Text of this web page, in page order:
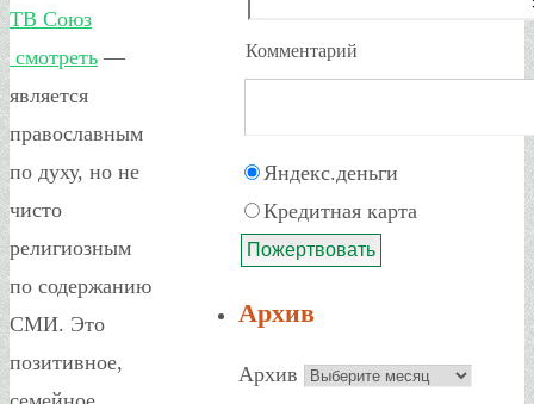
ТВ Союз
смотреть —
является
православным
по духу, но не
чисто
религиозным
по содержанию
СМИ. Это
позитивное,
Комментарий
Яндекс.деньги
Кредитная карта
Архив
Архив